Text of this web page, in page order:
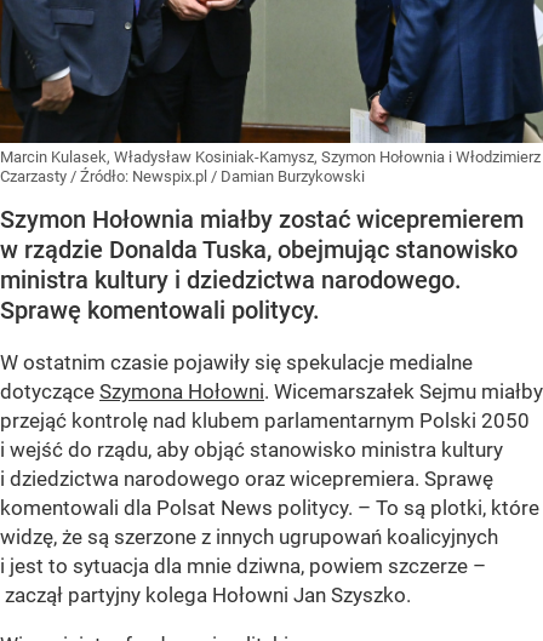
Marcin Kulasek, Władysław Kosiniak-Kamysz, Szymon Hołownia i Włodzimierz
Czarzasty / Źródło: Newspix.pl / Damian Burzykowski
Szymon Hołownia miałby zostać wicepremierem
w rządzie Donalda Tuska, obejmując stanowisko
ministra kultury i dziedzictwa narodowego.
Sprawę komentowali politycy.
W ostatnim czasie pojawiły się spekulacje medialne
dotyczące Szymona Hołowni. Wicemarszałek Sejmu miałby
przejąć kontrolę nad klubem parlamentarnym Polski 2050
i wejść do rządu, aby objąć stanowisko ministra kultury
i dziedzictwa narodowego oraz wicepremiera. Sprawę
komentowali dla Polsat News politycy. – To są plotki, które
widzę, że są szerzone z innych ugrupowań koalicyjnych
i jest to sytuacja dla mnie dziwna, powiem szczerze –
zaczął partyjny kolega Hołowni Jan Szyszko.